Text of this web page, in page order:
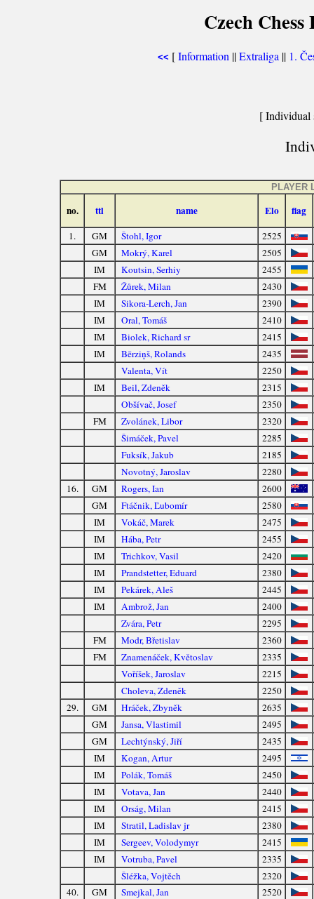
Czech
<< [Information ||Extraliga || 1.
[ Individual
PLAYER
no. ttl name Elo flag
1. GM Štohl, Igor
2525
GM
Mokrý, Karel
2505
IM
Koutsin, Serhiy
2455
FM
Žůrek, Milan
2430
IM
Sikora-Lerch, Jan
2390
IM
Oral, Tomáš
2410
IM
Biolek, Richard sr
2415
IM
Bērziņš, Rolands
2435
Valenta, Vít
2250
IM
Beil, Zdeněk
2315
Obšívač, Josef
2350
FM
Zvolánek, Libor
2320
Šimáček, Pavel
2285
Fuksík, Jakub
2185
Novotný, Jaroslav
2280
16.
GM Rogers, Ian
2600
GM
Ftáčnik, Ľubomír
2580
IM
Vokáč, Marek
2475
IM
Hába, Petr
2455
IM
Trichkov, Vasil
2420
IM
Prandstetter, Eduard
2380
IM
Pekárek, Aleš
2445
IM
Ambrož, Jan
2400
Zvára, Petr
2295
FM
Modr, Břetislav
2360
FM
Znamenáček, Květoslav
2335
Voříšek, Jaroslav
2215
Choleva, Zdeněk
2250
29.
GM Hráček, Zbyněk
2635
GM
Jansa, Vlastimil
2495
GM
Lechtýnský, Jiří
2435
IM
Kogan, Artur
2495
IM
Polák, Tomáš
2450
IM
Votava, Jan
2440
IM
Orság, Milan
2415
IM
Stratil, Ladislav jr
2380
IM
Sergeev, Volodymyr
2415
IM
Votruba, Pavel
2335
Šléžka, Vojtěch
2320
40.
GM Smejkal, Jan
2520